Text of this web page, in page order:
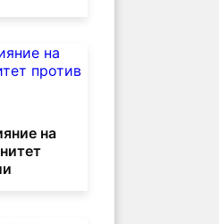
на